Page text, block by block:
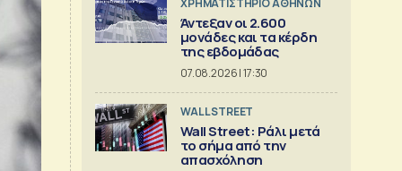
XΡΗΜΑΤΙΣΤΗΡΙΟ ΑΘΗΝΩΝ
Άντεξαν οι 2.600
μονάδες και τα κέρδη
της εβδομάδας
07.08.2026 | 17:30
WALL STREET
Wall Street: Ράλι μετά
το σήμα από την
απασχόληση